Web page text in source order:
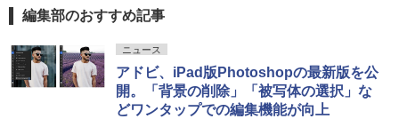
編集部のおすすめ記事
ニュース
アドビ、iPad版Photoshopの最新版を公
開。「背景の削除」「被写体の選択」な
どワンタップでの編集機能が向上